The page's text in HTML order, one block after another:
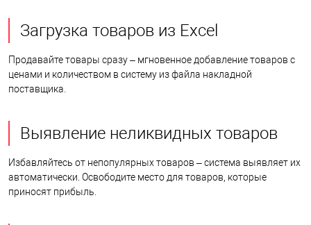
Загрузка товаров из Excel
Продавайте товары сразу – мгновенное добавление товаров с
ценами и количеством в систему из файла накладной
поставщика.
Выявление неликвидных товаров
Избавляйтесь от непопулярных товаров – система выявляет их
автоматически. Освободите место для товаров, которые
приносят прибыль.